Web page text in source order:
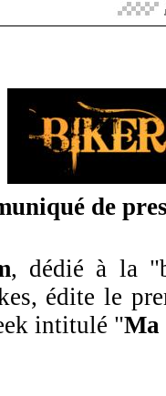
de
, dédié à la
édite le
intitulé "Ma